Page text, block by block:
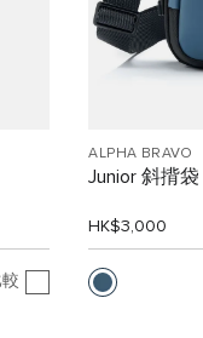
較
ALPHA BRAVO
Junior 斜揹袋
HK$3,000